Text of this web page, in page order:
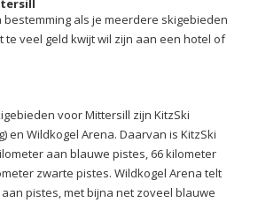
als je meerdere skigebieden
te veel geld kwijt wil zijn aan een hotel of
voor Mittersill zijn KitzSki
en Wildkogel Arena. Daarvan is KitzSki
aan blauwe pistes, 66 kilometer
zwarte pistes. Wildkogel Arena telt
pistes, met bijna net zoveel blauwe